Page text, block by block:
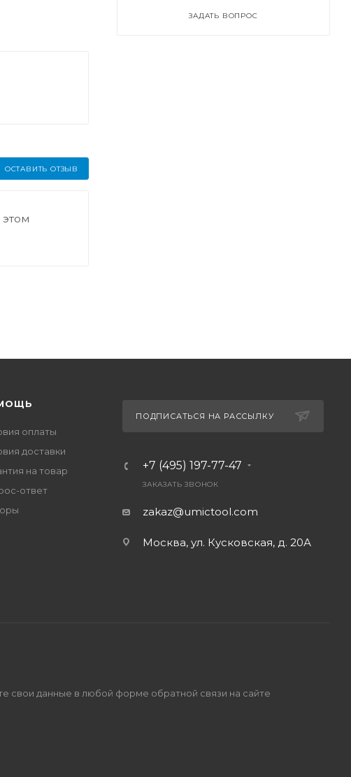
ОСТАВИТЬ ОТЗЫВ
ЗАДАТЬ ВОПРОС
оплаты
доставки
на товар
ответ
ПОДПИСАТЬСЯ НА РАССЫЛКУ
+7 (495) 197-77-47
ЗАКАЗАТЬ ЗВОНОК
zakaz@umictool.com
Москва, ул. Кусковская, д. 20А
свои данные в любой форме обратной связи на сайте